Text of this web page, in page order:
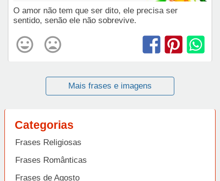
O amor não tem que ser dito, ele precisa ser
sentido, senão ele não sobrevive.
Mais frases e imagens
Categorias
Frases Religiosas
Frases Românticas
Frases de Agosto